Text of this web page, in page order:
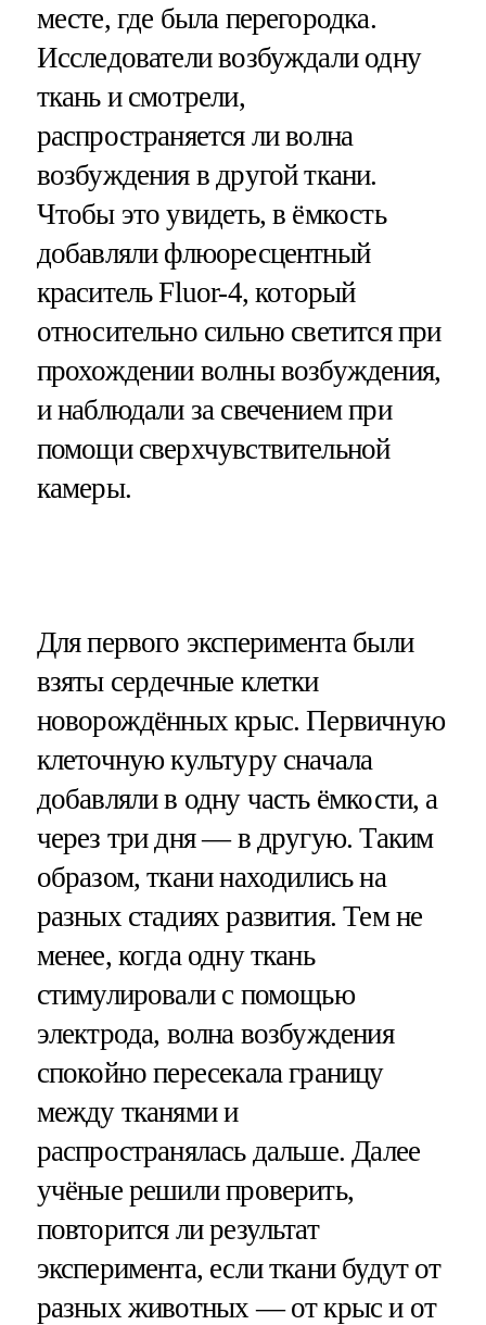
месте, где была перегородка.
Исследователи возбуждали одну
ткань и смотрели,
распространяется ли волна
возбуждения в другой ткани.
Чтобы это увидеть, в ёмкость
добавляли флюоресцентный
краситель Fluor-4, который
относительно сильно светится при
прохождении волны возбуждения,
и наблюдали за свечением при
помощи сверхчувствительной
камеры.
Для первого эксперимента были
взяты сердечные клетки
новорождённых крыс. Первичную
клеточную культуру сначала
добавляли в одну часть ёмкости, а
через три дня — в другую. Таким
образом, ткани находились на
разных стадиях развития. Тем не
менее, когда одну ткань
стимулировали с помощью
электрода, волна возбуждения
спокойно пересекала границу
между тканями и
распространялась дальше. Далее
учёные решили проверить,
повторится ли результат
эксперимента, если ткани будут от
разных животных — от крыс и от